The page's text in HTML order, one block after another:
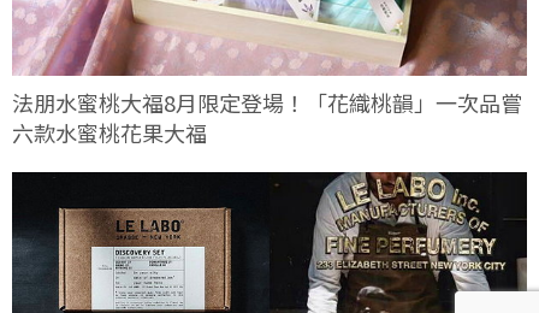
法朋水蜜桃大福8月限定登場！「花織桃韻」一次品嘗
六款水蜜桃花果大福